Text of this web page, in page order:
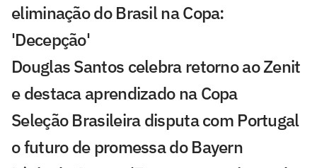
eliminação do Brasil na Copa:
'Decepção'
Douglas Santos celebra retorno ao Zenit
e destaca aprendizado na Copa
Seleção Brasileira disputa com Portugal
o futuro de promessa do Bayern